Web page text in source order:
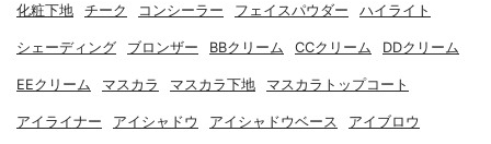
化粧下地 チーク コンシーラー フェイスパウダー ハイライト
シェーディング ブロンザー BBクリーム CCクリーム DDクリーム
EEクリーム マスカラ マスカラ下地 マスカラトップコート
アイライナー アイシャドウ アイシャドウベース アイブロウ